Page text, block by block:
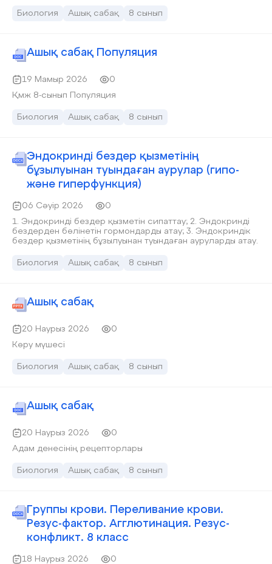
Биология Ашық сабақ 8 сынып
Ашық сабақ Популяция
19 Мамыр 2026
0
Қмж 8-сынып Популяция
Биология Ашық сабақ 8 сынып
Эндокринді бездер қызметінің
бұзылуынан туындаған аурулар (гипо-
және гиперфункция)
06 Сәуір 2026
0
1. Эндокринді бездер қызметін сипаттау; 2. Эндокринді
бездерден бөлінетін гормондарды атау; 3. Эндокриндік
бездер қызметінің бұзылуынан туындаған ауруларды атау.
Биология Ашық сабақ 8 сынып
Ашық сабақ
20 Наурыз 2026
0
Көру мүшесі
Биология Ашық сабақ 8 сынып
Ашық сабақ
20 Наурыз 2026
0
Адам денесінің рецепторлары
Биология Ашық сабақ 8 сынып
Группы крови. Переливание крови.
Резус-фактор. Агглютинация. Резус-
конфликт. 8 класс
18 Наурыз 2026 0